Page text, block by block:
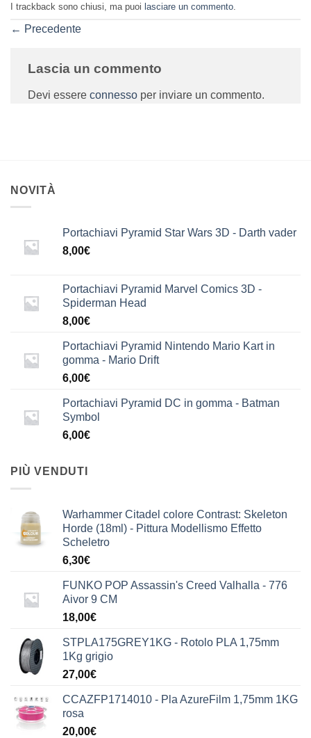
I trackback sono chiusi, ma puoi lasciare un commento
← Precedente
Lascia un commento
Devi essere connesso per inviare un commento.
NOVITÀ
Portachiavi Pyramid Star Wars 3D - Darth vader
8,00€
Portachiavi Pyramid Marvel Comics 3D -
Spiderman Head
8,00€
Portachiavi Pyramid Nintendo Mario Kart in
gomma - Mario Drift
6,00€
Portachiavi Pyramid DC in gomma - Batman
Symbol
6,00€
PIÙ VENDUTI
Warhammer Citadel colore Contrast: Skeleton
Horde (18ml) - Pittura Modellismo Effetto
Scheletro
6,30€
FUNKO POP Assassin's Creed Valhalla - 776
Aivor 9 CM
18,00€
STPLA175GREY1KG - Rotolo PLA 1,75mm
1Kg grigio
27,00€
CCAZFP1714010 - Pla AzureFilm 1,75mm 1KG
rosa
20,00€